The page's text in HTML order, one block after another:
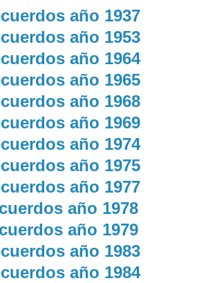
año 1937
año 1953
año 1964
año 1965
año 1968
año 1969
año 1974
año 1975
año 1977
año 1978
año 1979
año 1983
año 1984